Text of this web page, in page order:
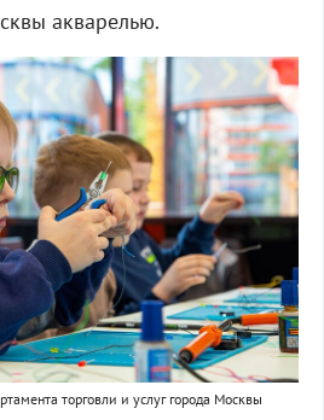
акварелью.
торговли и услуг города Москвы